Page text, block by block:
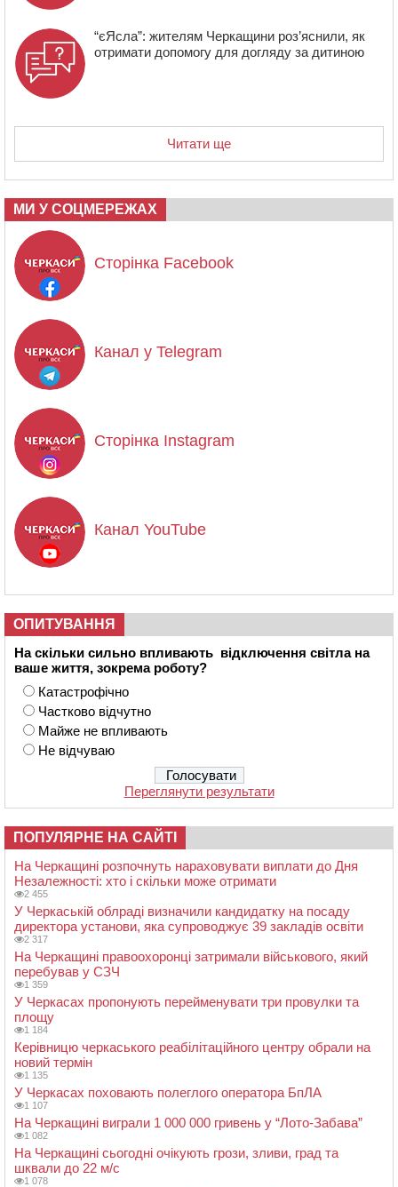
“єЯсла”: жителям Черкащини роз’яснили, як
отримати допомогу для догляду за дитиною
Читати ще
МИ У СОЦМЕРЕЖАХ
Сторінка Facebook
Канал у Telegram
Сторінка Instagram
Канал YouTube
ОПИТУВАННЯ
На скільки сильно впливають відключення світла на
ваше життя, зокрема роботу?
Катастрофічно
Частково відчутно
Майже не впливають
Не відчуваю
Переглянути результати
ПОПУЛЯРНЕ НА САЙТІ
На Черкащині розпочнуть нараховувати виплати до Дня
Незалежності: хто і скільки може отримати
2 455
У Черкаській облраді визначили кандидатку на посаду
директора установи, яка супроводжує 39 закладів освіти
2 317
На Черкащині правоохоронці затримали військового, який
перебував у СЗЧ
1 359
У Черкасах пропонують перейменувати три провулки та
площу
1 184
Керівницю черкаського реабілітаційного центру обрали на
новий термін
1 135
У Черкасах поховають полеглого оператора БпЛА
1 107
На Черкащині виграли 1 000 000 гривень у “Лото-Забава”
1 082
На Черкащині сьогодні очікують грози, зливи, град та
шквали до 22 м/с
1 078